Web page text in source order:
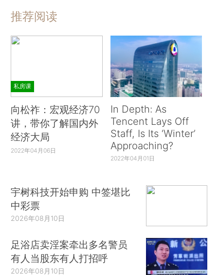
推荐阅读
私房课
向松祚：宏观经济70
讲，带你了解国内外
经济大局
2022年04月06日
In Depth: As
Tencent Lays Off
Staff, Is Its ‘Winter’
Approaching?
2022年04月01日
宇树科技开始申购 中签堪比
中彩票
2026年08月10日
足浴店卖淫案牵出多名警员
有人当股东有人打招呼
2026年08月10日